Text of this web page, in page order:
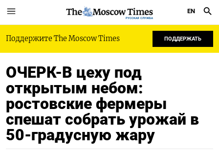
РУССКАЯ СЛУЖБА
EN
Поддержите The Moscow Times ПОДДЕРЖАТЬ
ОЧЕРК-В цеху под
открытым небом:
ростовские фермеры
спешат собрать урожай в
50-градусную жару